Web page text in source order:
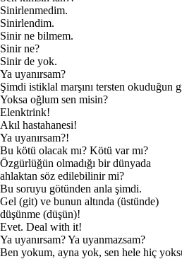
Sinirlenmedim.
Sinirlendim.
Sinir ne bilmem.
Sinir ne?
Sinir de yok.
Ya uyanırsam?
Şimdi istiklal marşını tersten okuduğun
Yoksa oğlum sen misin?
Elenktrink!
Akıl hastahanesi!
Ya uyanırsam?!
Bu kötü olacak mı? Kötü var mı?
Özgürlüğün olmadığı bir dünyada
ahlaktan söz edilebilinir mi?
Bu soruyu götünden anla şimdi.
Gel (git) ve bunun altında (üstünde)
düşünme (düşün)!
Evet. Deal with it!
Ya uyanırsam? Ya uyanmazsam?
Ben yokum, ayna yok, sen hele hiç